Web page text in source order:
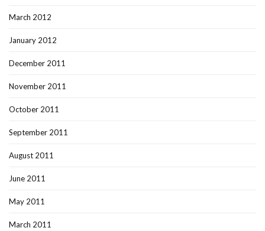
March 2012
January 2012
December 2011
November 2011
October 2011
September 2011
August 2011
June 2011
May 2011
March 2011